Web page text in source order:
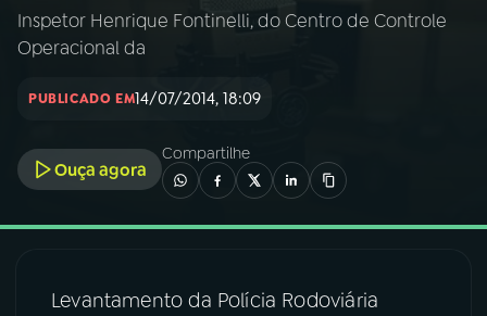
AO VIVO
INÍCIO
A RÁDIO
03PROGRAMAÇÃO
04PROGRAMAS
Inspetor Henrique Fontinelli, do Centro de Controle
Operacional da
PUBLICADO EM14/07/2014, 18:09
Ouça agora
Compartilhe
Levantamento da Polícia Rodoviária